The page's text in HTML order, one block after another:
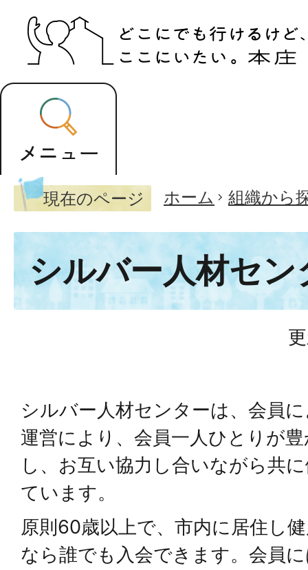
現在のページ ホーム 組織から
シルバー人材セン
シルバー人材センターは、会員
運営により、会員一人ひとりが
し、お互い協力し合いながら共
ています。
原則60歳以上で、市内に居住し
なら誰でも入会できます。会員